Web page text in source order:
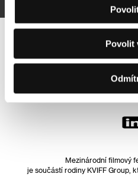
Povolit
Sledujte
Mezinárodní filmový
je součástí rodiny KVIFF Group,